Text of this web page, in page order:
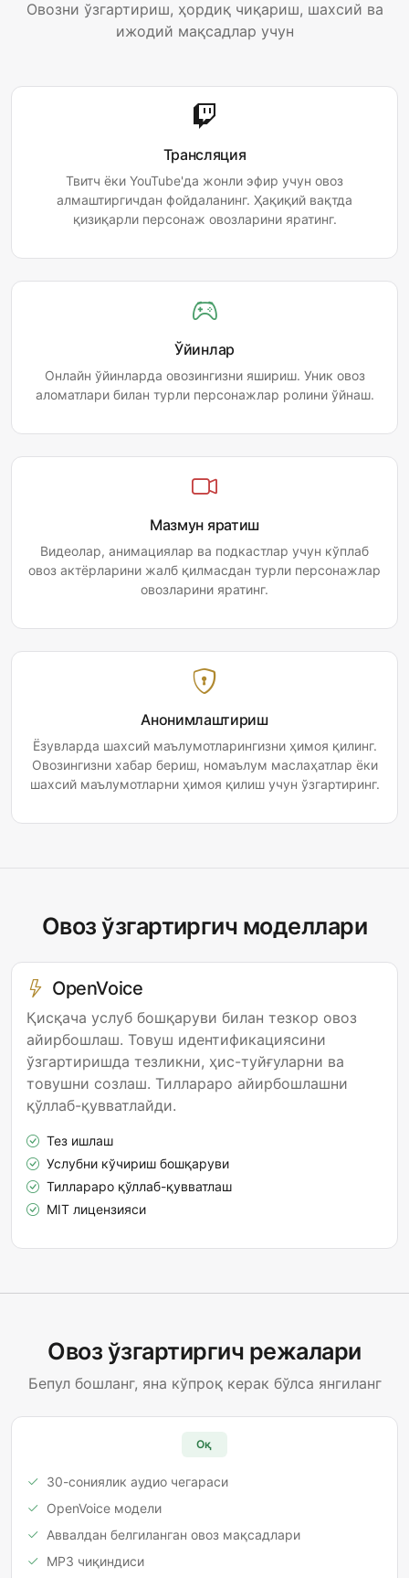
Овозни ўзгартириш, ҳордиқ чиқариш, шахсий ва
ижодий мақсадлар учун
Трансляция
Твитч ёки YouTube'да жонли эфир учун овоз
алмаштиргичдан фойдаланинг. Ҳақиқий вақтда
қизиқарли персонаж овозларини яратинг.
Ўйинлар
Онлайн ўйинларда овозингизни яшириш. Уник овоз
аломатлари билан турли персонажлар ролини ўйнаш.
Мазмун яратиш
Видеолар, анимациялар ва подкастлар учун кўплаб
овоз актёрларини жалб қилмасдан турли персонажлар
овозларини яратинг.
Анонимлаштириш
Ёзувларда шахсий маълумотларингизни ҳимоя қилинг.
Овозингизни хабар бериш, номаълум маслаҳатлар ёки
шахсий маълумотларни ҳимоя қилиш учун ўзгартиринг.
Овоз ўзгартиргич моделлари
OpenVoice
Қисқача услуб бошқаруви билан тезкор овоз
айирбошлаш. Товуш идентификациясини
ўзгартиришда тезликни, ҳис-туйғуларни ва
товушни созлаш. Тиллараро айирбошлашни
қўллаб-қувватлайди.
Тез ишлаш
Услубни кўчириш бошқаруви
Тиллараро қўллаб-қувватлаш
MIT лицензияси
Овоз ўзгартиргич режалари
Бепул бошланг, яна кўпроқ керак бўлса янгиланг
Оқ
30-сониялик аудио чегараси
OpenVoice модели
Аввалдан белгиланган овоз мақсадлари
MP3 чиқиндиси